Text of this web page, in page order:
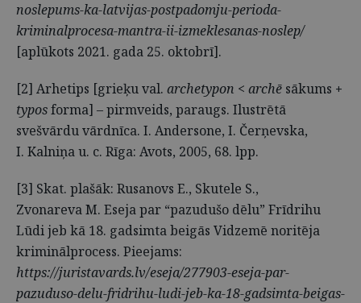
noslepums-ka-latvijas-postpadomju-perioda-
kriminalprocesa-mantra-ii-izmeklesanas-noslep/
[aplūkots 2021. gada 25. oktobrī].
[2] Arhetips [grieķu val. archetypon < archē sākums +
typosforma] – pirmveids, paraugs. Ilustrētā
svešvārdu vārdnīca. I. Andersone, I. Čerņevska,
I. Kalniņa u. c. Rīga: Avots, 2005, 68. lpp.
[3] Skat. plašāk: Rusanovs E., Skutele S.,
Zvonareva M. Eseja par “pazudušo dēlu” Frīdrihu
Lūdi jeb kā 18. gadsimta beigās Vidzemē noritēja
kriminālprocess. Pieejams:
https://juristavards.lv/eseja/277903-eseja-par-
pazuduso-delu-fridrihu-ludi-jeb-ka-18-gadsimta-beigas-